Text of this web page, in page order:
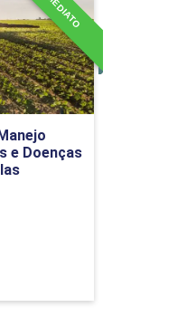
Agronegócio
e Doenças
Culturas
Agrícolas
curso